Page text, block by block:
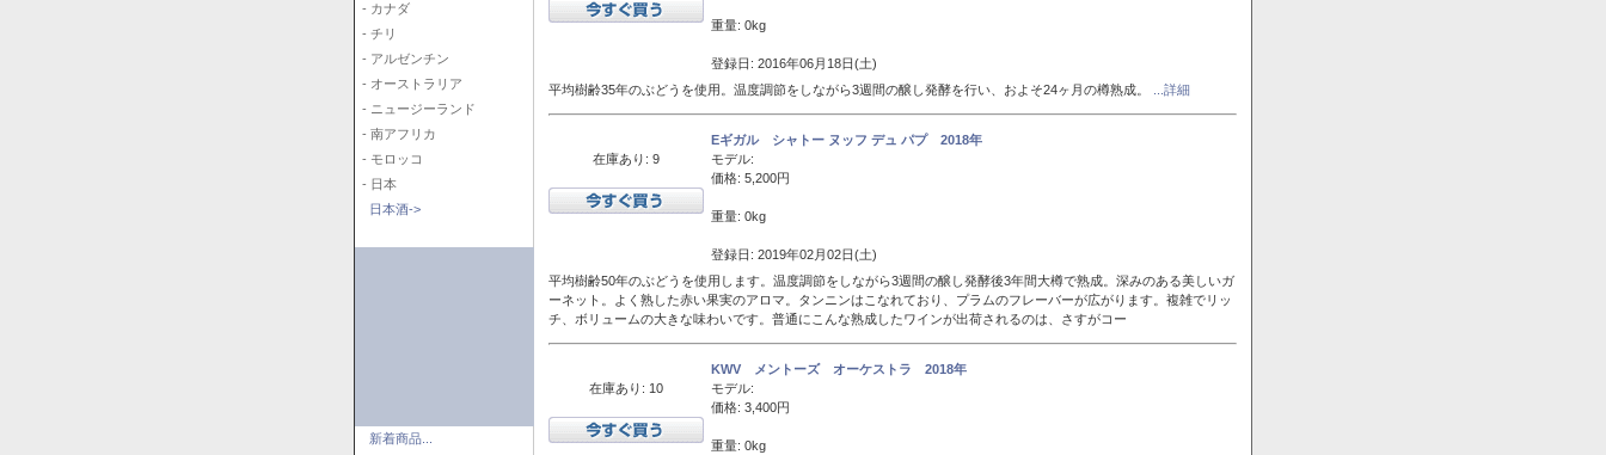
- カナダ
- チリ
- アルゼンチン
- オーストラリア
- ニュージーランド
- 南アフリカ
- モロッコ
- 日本
日本酒->
新着商品...
重量: 0kg
登録日: 2016年06月18日(土)
平均樹齢35年のぶどうを使用。温度調節をしながら3週間の醸し発酵を行い、およそ24ヶ月の樽熟成。
...詳細
在庫あり: 9
Eギガル シャトー ヌッフ デュ パプ 2018年
モデル:
価格: 5,200円
重量: 0kg
登録日: 2019年02月02日(土)
平均樹齢50年のぶどうを使用します。温度調節をしながら3週間の醸し発酵後3年間大樽で熟成。深みのある美しいガ
ーネット。よく熟した赤い果実のアロマ。タンニンはこなれており、プラムのフレーバーが広がります。複雑でリッ
チ、ボリュームの大きな味わいです。普通にこんな熟成したワインが出荷されるのは、さすがコー
在庫あり: 10
KWV メントーズ オーケストラ 2018年
モデル:
価格: 3,400円
重量: 0kg